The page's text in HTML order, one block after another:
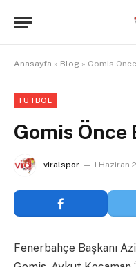
Anasayfa » Blog » Gomis
FUTBOL
Gomis Önce
viralspor 1 Haziran
Fenerbahçe Başkanı